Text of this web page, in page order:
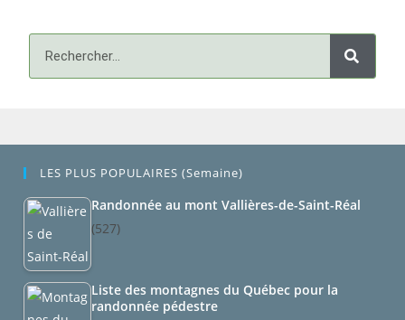
LES PLUS POPULAIRES (semaine)
Randonnée au mont Vallières-de-Saint-Réal
(527)
Liste des montagnes du Québec pour la
randonnée pédestre